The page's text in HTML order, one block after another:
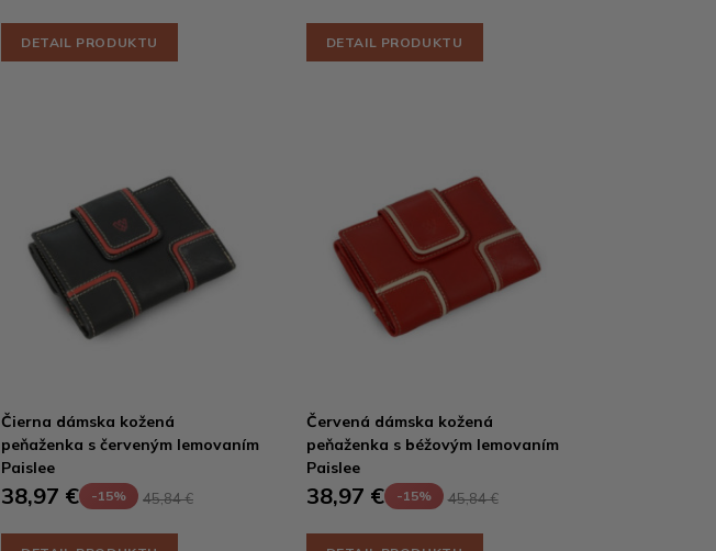
DETAIL PRODUKTU DETAIL PRODUKTU
Čierna dámska kožená
peňaženka s červeným lemovaním
Paislee
38,97 € -15% 45,84 €
Červená dámska kožená
peňaženka s béžovým lemovaním
Paislee
38,97 € -15% 45,84 €